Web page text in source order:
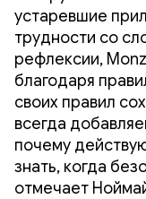
устаревшие
трудности со
рефлексии,
благодаря
своих правил
всегда
почему
знать, когда
отмечает